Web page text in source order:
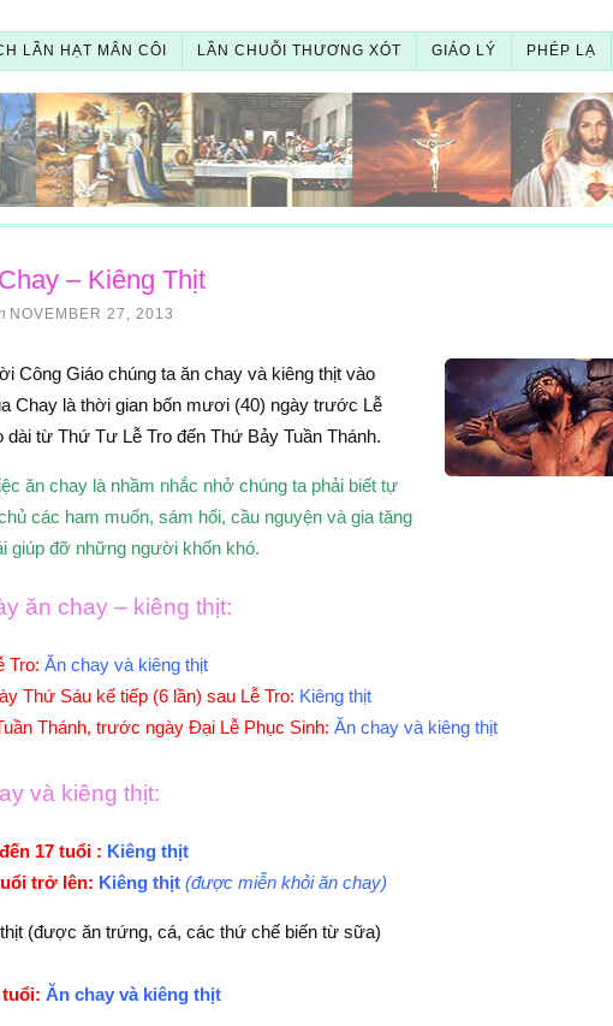
LẦN HẠT MÂN CÔI LẦN CHUỖI THƯƠNG XÓT GIÁO LÝ PHÉP LẠ
– Kiêng Thịt
NOVEMBER 27, 2013
Công Giáo chúng ta ăn chay và kiêng thịt vào
Chay là thời gian bốn mươi (40) ngày trước Lễ
dài từ Thứ Tư Lễ Tro đến Thứ Bảy Tuần Thánh.
ăn chay là nhầm nhắc nhở chúng ta phải biết tự
các ham muốn, sám hối, cầu nguyện và gia tăng
giúp đỡ những người khốn khó.
ăn chay – kiêng thịt:
Tro: Ăn chay và kiêng thịt
Thứ Sáu kế tiếp (6 lần) sau Lễ Tro: Kiêng thịt
Thánh, trước ngày Đại Lễ Phục Sinh: Ăn chay và kiêng thịt
và kiêng thịt:
17 tuổi : Kiêng thịt
trở lên: Kiêng thịt (được miễn khỏi ăn chay)
(được ăn trứng, cá, các thứ chế biến từ sữa)
tuổi: Ăn chay và kiêng thịt